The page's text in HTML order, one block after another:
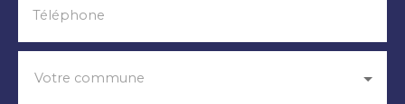
Téléphone
Votre commune